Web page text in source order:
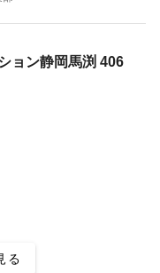
ョン静岡馬渕 406
る